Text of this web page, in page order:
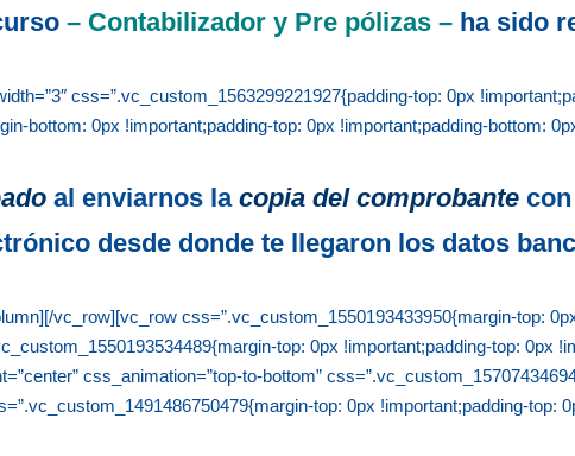
– Contabilizador y Pre pólizas – ha sido
css=”.vc_custom_1563299221927{padding-top: 0px
bottom: 0px !important;padding-top: 0px !important;padding-bottom:
al enviarnos lacopia del comprobantecon
desde donde te llegaron los datos
vc_row][vc_row css=”.vc_custom_1550193433950{margin-top:
top: 0px !important;padding-top: 0px
css_animation=”top-to-bottom”
top: 0px !important;padding-top: